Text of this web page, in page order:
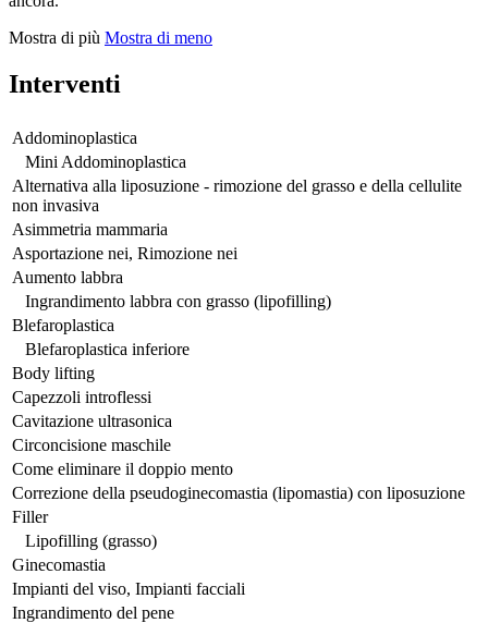
Mostra di più Mostra di meno
Interventi
Addominoplastica
Mini Addominoplastica
Alternativa alla liposuzione - rimozione del grasso e della cellulite
non invasiva
Asimmetria mammaria
Asportazione nei, Rimozione nei
Aumento labbra
Ingrandimento labbra con grasso (lipofilling)
Blefaroplastica
Blefaroplastica inferiore
Body lifting
Capezzoli introflessi
Cavitazione ultrasonica
Circoncisione maschile
Come eliminare il doppio mento
Correzione della pseudoginecomastia (lipomastia) con liposuzione
Filler
Lipofilling (grasso)
Ginecomastia
Impianti del viso, Impianti facciali
Ingrandimento del pene